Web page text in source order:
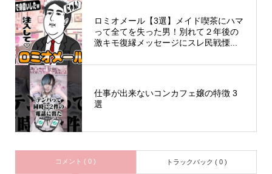
ロミオメール【3選】メイド喫茶にハマ
って全てを失った男！別れて２年後の
激キモ復縁メッセージにスレ民戦慄...
仕事が出来ないコンカフェ嬢の特徴 3
選
コメント ( 0 ) トラックバック ( 0 )